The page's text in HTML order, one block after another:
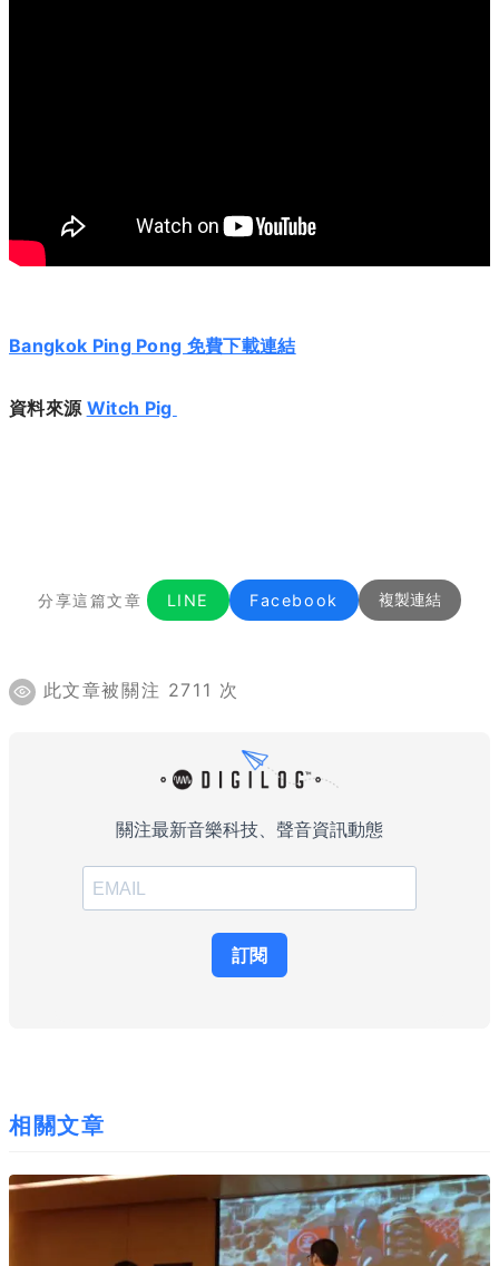
Bangkok Ping Pong 免費下載連結
資料來源 Witch Pig
分享這篇文章 LINE Facebook 複製連結
此文章被關注 2711 次
相關文章